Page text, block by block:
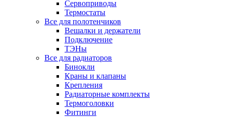
Сервоприводы
Термостаты
Все для полотенчиков
Вешалки и держатели
Подключение
ТЭНы
Все для радиаторов
Бинокли
Краны и клапаны
Крепления
Радиаторные комплекты
Термоголовки
Фитинги